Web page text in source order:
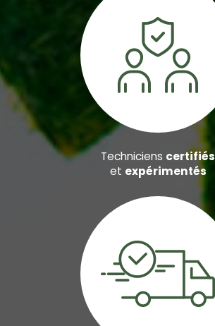
Techniciens certifiés
et expérimentés